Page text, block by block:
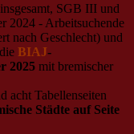
SGB III und
2024 - Arbeitsuchende
nach Geschlecht) und
BIAJ-
2025 mit bremischer
acht Tabellenseiten
Städte auf Seite